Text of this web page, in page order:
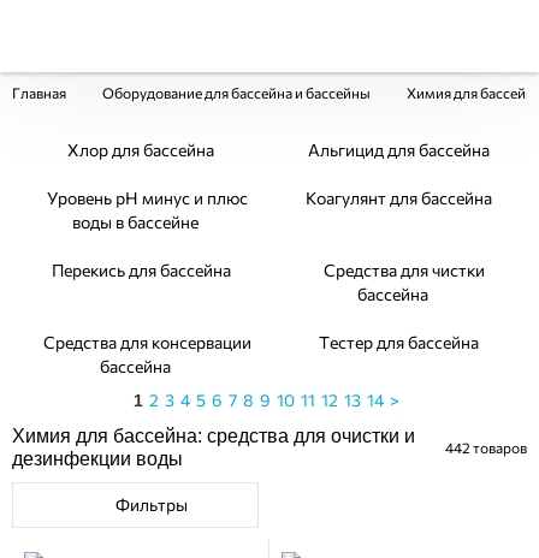
Главная Оборудование для бассейна и бассейны Химия для
Хлор для бассейна Альгицид для бассейна
Уровень pH минус и плюс
воды в бассейне
Коагулянт для бассейна
Перекись для бассейна
Средства для чистки
бассейна
Средства для консервации
бассейна
Тестер для бассейна
1 2 3 4 5 6 7 8 9 10 11 12 13 14 >
Химия для бассейна: средства для очистки и
дезинфекции воды
442 товаров
Фильтры